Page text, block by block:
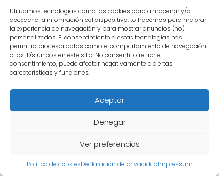
Utilizamos tecnologías como las cookies para almacenar y/o
acceder a la información del dispositivo. Lo hacemos para mejorar
la experiencia de navegación y para mostrar anuncios (no)
personalizados. El consentimiento a estas tecnologías nos
permitirá procesar datos como el comportamiento de navegación
o los ID's únicos en este sitio. No consentir o retirar el
consentimiento, puede afectar negativamente a ciertas
características y funciones.
Aceptar
Denegar
Ver preferencias
Política de cookiesDeclaración de privacidadImpressum
Qué momentos destacados
demuestran la valentía y
lealtad de Krilin